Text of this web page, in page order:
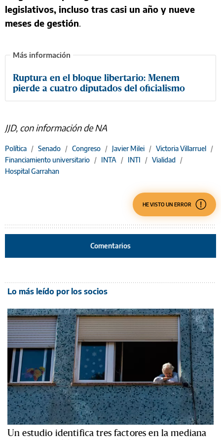
legislativos, incluso tras casi un año y nueve
meses de gestión.
Ruptura en el bloque libertario: Menem
pierde a cuatro diputados del oficialismo
JJD, con información de NA
Política / Senado / Congreso / Javier Milei / Victoria Villarruel /
Financiamiento universitario / INTA / INTI / Vialidad /
Hospital Garrahan
HE VISTO UN ERROR
Comentarios
Lo más leído por los socios
Un estudio identifica tres factores en la mediana